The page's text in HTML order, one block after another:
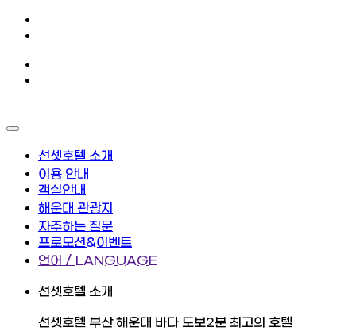
선셋호텔 소개
이용 안내
객실안내
해운대 관광지
자주하는 질문
프로모션&이벤트
언어 / LANGUAGE
선셋호텔 소개
선셋호텔 부산 해운대 바다 도보2분 최고의 호텔